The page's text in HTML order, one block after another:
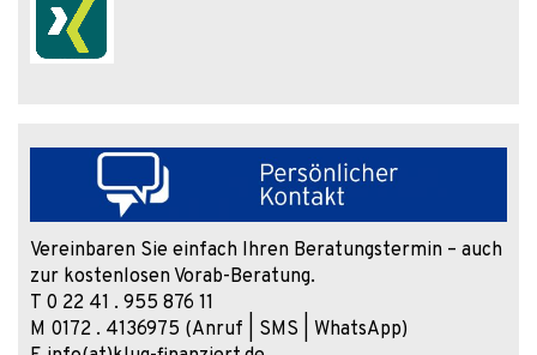
Vereinbaren Sie einfach Ihren Beratungstermin – auch
zur kostenlosen Vorab-Beratung.
T 0 22 41 . 955 876 11
M 0172 . 4136975 (Anruf | SMS | WhatsApp)